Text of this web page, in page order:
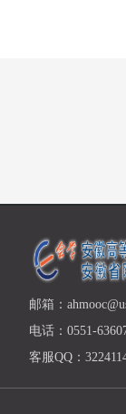
邮箱：
电话：0551-
客服QQ：